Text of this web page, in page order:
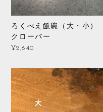
ろくべえ飯碗（大・小）
クローバー
¥2,640